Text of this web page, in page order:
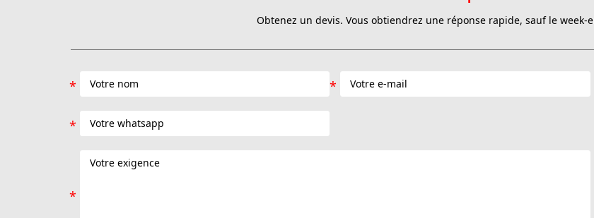
Obtenez un devis. Vous obtiendrez une réponse rapide, sauf le week-